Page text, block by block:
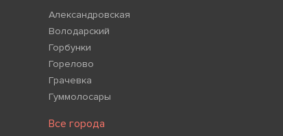
Александровская
Володарский
Горбунки
Горелово
Грачевка
Гуммолосары
Все города